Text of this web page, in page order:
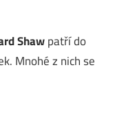
Shawpatří do
Mnohé z nich se